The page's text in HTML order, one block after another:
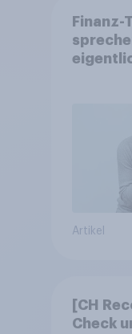
Finanz-
Artikel
[CH
Check